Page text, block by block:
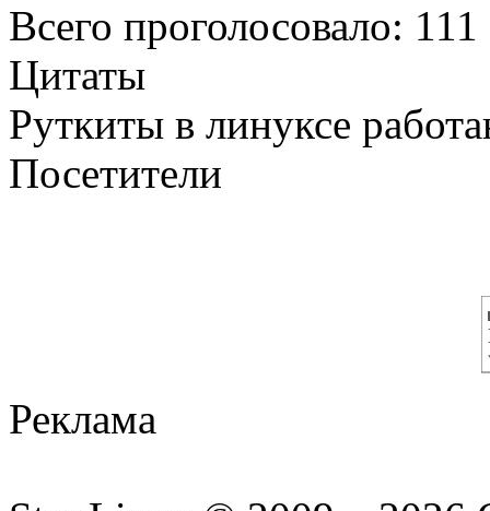
Всего проголосовало: 111
Цитаты
Руткиты в линуксе
Посетители
Реклама